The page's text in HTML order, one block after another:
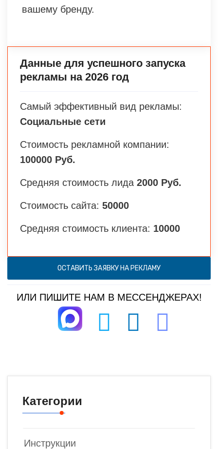
вашему бренду.
Данные для успешного запуска
рекламы на 2026 год
Самый эффективный вид рекламы:
Социальные сети
Стоимость рекламной компании:
100000 Руб.
Средняя стоимость лида 2000 Руб.
Стоимость сайта: 50000
Средняя стоимость клиента: 10000
ОСТАВИТЬ ЗАЯВКУ НА РЕКЛАМУ
ИЛИ ПИШИТЕ НАМ В МЕССЕНДЖЕРАХ!
Категории
Инструкции